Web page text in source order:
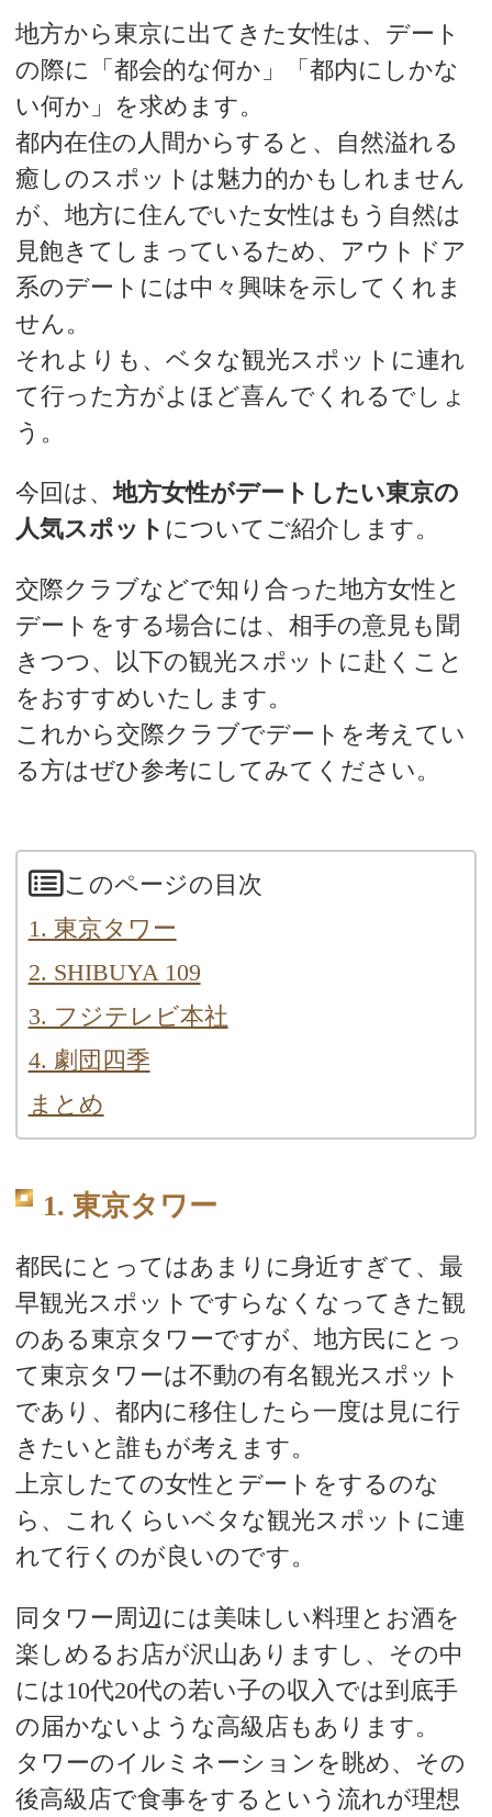
地方から東京に出てきた女性は、デート
の際に「都会的な何か」「都内にしかな
い何か」を求めます。
都内在住の人間からすると、自然溢れる
癒しのスポットは魅力的かもしれません
が、地方に住んでいた女性はもう自然は
見飽きてしまっているため、アウトドア
系のデートには中々興味を示してくれま
せん。
それよりも、ベタな観光スポットに連れ
て行った方がよほど喜んでくれるでしょ
う。
今回は、地方女性がデートしたい東京の
人気スポット についてご紹介します。
交際クラブなどで知り合った地方女性と
デートをする場合には、相手の意見も聞
きつつ、以下の観光スポットに赴くこと
をおすすめいたします。
これから交際クラブでデートを考えてい
る方はぜひ参考にしてみてください。
このページの目次
1. 東京タワー
2. SHIBUYA 109
3. フジテレビ本社
4. 劇団四季
まとめ
1. 東京タワー
都民にとってはあまりに身近すぎて、最
早観光スポットですらなくなってきた観
のある東京タワーですが、 地方民にとっ
て東京タワーは不動の有名観光スポット
であり、都内に移住したら一度は見に行
きたいと誰もが考えます。
上京したての女性とデートをするのな
ら、これくらいベタな観光スポットに連
れて行くのが良いのです。
同タワー周辺には美味しい料理とお酒を
楽しめるお店が沢山ありますし、その中
には10代20代の若い子の収入では到底手
の届かないような高級店もあります。
タワーのイルミネーションを眺め、その
後高級店で食事をするという流れが理想